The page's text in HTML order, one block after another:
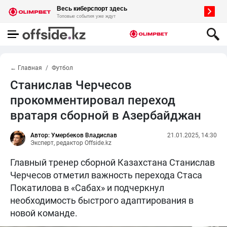
← Главная Футбол
Станислав Черчесов
прокомментировал переход
вратаря сборной в Азербайджан
Автор: Умербеков Владислав
Эксперт, редактор Offside.kz
21.01.2025, 14:30
Главный тренер сборной Казахстана Станислав
Черчесов отметил важность перехода Стаса
Покатилова в «Сабах» и подчеркнул
необходимость быстрого адаптирования в
новой команде.